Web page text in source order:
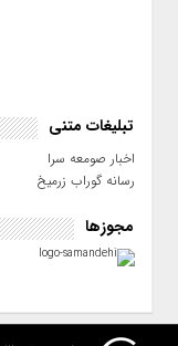
تبلیغات متنی
اخبار صومعه سرا
رسانه گوراب زرمیخ
مجوزها